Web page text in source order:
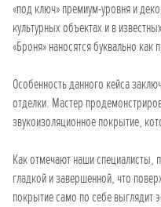
«под ключ» премиум-уровня и
культурных объектах и в
«Броня» наносятся буквально как
Особенность данного кейса
отделки. Мастер
звукоизоляционное покрытие,
Как отмечают наши специалисты,
гладкой и завершенной, что
покрытие само по себе выглядит